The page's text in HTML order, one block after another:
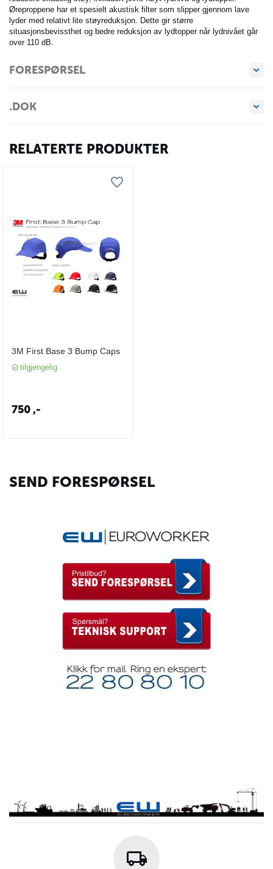
Øreproppene har et spesielt akustisk filter som slipper gjennom lave
lyder med relativt lite støyreduksjon. Dette gir større
situasjonsbevissthet og bedre reduksjon av lydtopper når lydnivået går
over 110 dB.
FORESPØRSEL
.DOK
RELATERTE PRODUKTER
3M First Base 3 Bump Caps
tilgjengelig
750,-
SEND FORESPØRSEL